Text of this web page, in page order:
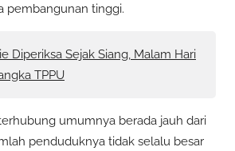
pembangunan tinggi.
Diperiksa Sejak Siang, Malam Hari
TPPU
umumnya berada jauh dari
penduduknya tidak selalu besar